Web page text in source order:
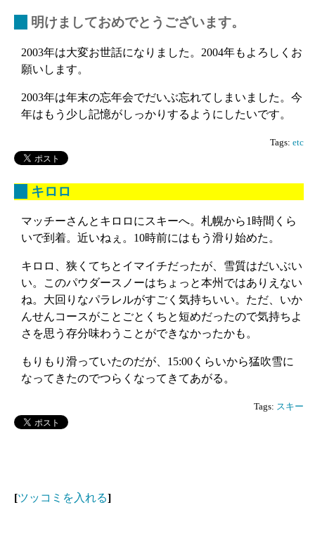
明けましておめでとうございます。
2003年は大変お世話になりました。2004年もよろしくお
願いします。
2003年は年末の忘年会でだいぶ忘れてしまいました。今
年はもう少し記憶がしっかりするようにしたいです。
Tags: etc
キロロ
マッチーさんとキロロにスキーへ。札幌から1時間くら
いで到着。近いねぇ。10時前にはもう滑り始めた。
キロロ、狭くてちとイマイチだったが、雪質はだいぶい
い。このパウダースノーはちょっと本州ではありえない
ね。大回りなパラレルがすごく気持ちいい。ただ、いか
んせんコースがことごとくちと短めだったので気持ちよ
さを思う存分味わうことができなかったかも。
もりもり滑っていたのだが、15:00くらいから猛吹雪に
なってきたのでつらくなってきてあがる。
Tags: スキー
[ツッコミを入れる]